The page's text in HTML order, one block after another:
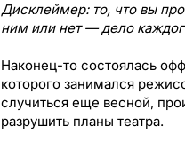
Дисклеймер: то, что вы
ним или нет — дело
Наконец-то состоялась
которого занимался
случиться еще весной,
разрушить планы театра.